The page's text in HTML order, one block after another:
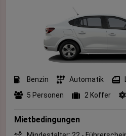
Benzin Automatik
5 Personen
2 Koffer
Mietbedingungen